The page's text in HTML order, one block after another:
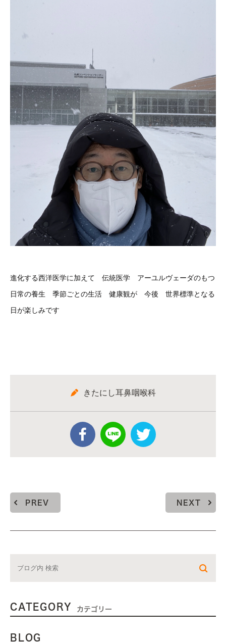
進化する西洋医学に加えて 伝統医学 アーユルヴェーダのもつ
日常の養生 季節ごとの生活 健康観が 今後 世界標準となる
日が楽しみです
きたにし耳鼻咽喉科
PREV NEXT
CATEGORY カテゴリー
BLOG